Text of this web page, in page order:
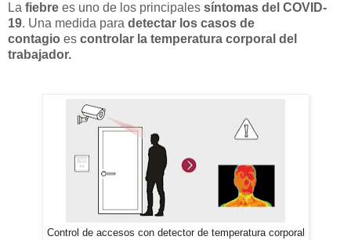
La fiebre es uno de los principales síntomas del COVID-
19. Una medida para detectar los casos de
contagio es controlar la temperatura corporal del
trabajador.
Control de accesos con detector de temperatura corporal